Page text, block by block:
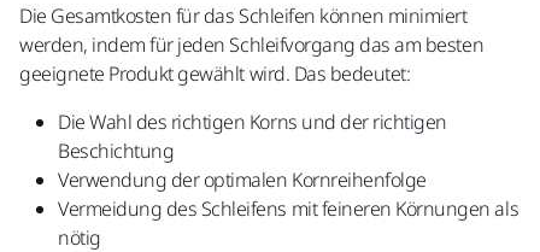
Die Gesamtkosten für das Schleifen können minimiert
werden, indem für jeden Schleifvorgang das am besten
geeignete Produkt gewählt wird. Das bedeutet:
Die Wahl des richtigen Korns und der richtigen
Beschichtung
Verwendung der optimalen Kornreihenfolge
Vermeidung des Schleifens mit feineren Körnungen als
nötig